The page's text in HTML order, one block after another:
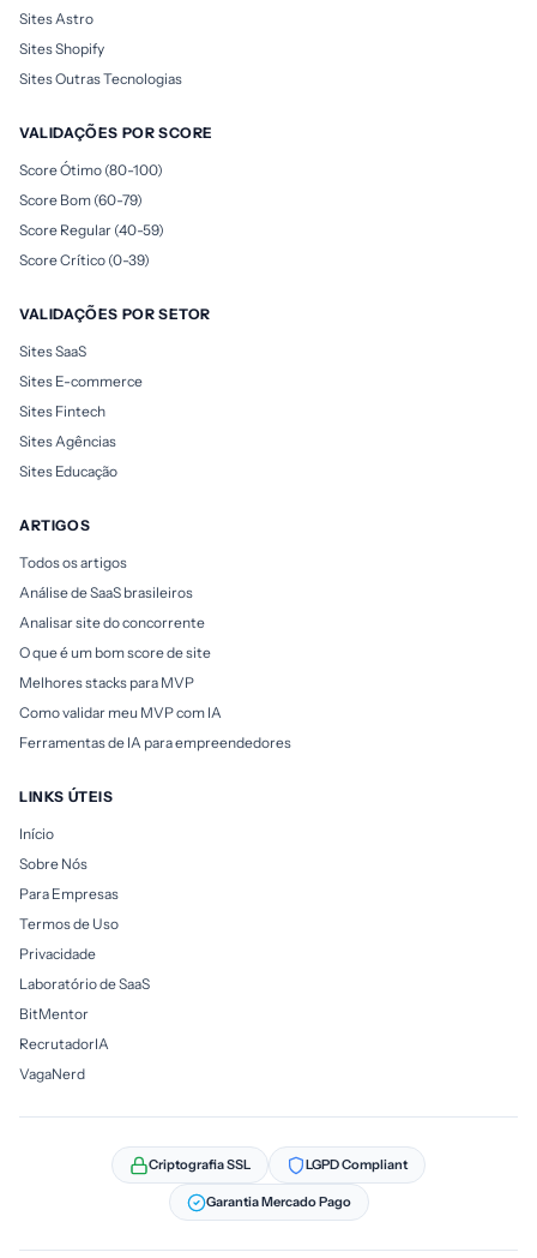
Sites Astro
Sites Shopify
Sites Outras Tecnologias
VALIDAÇÕES POR SCORE
Score Ótimo (80-100)
Score Bom (60-79)
Score Regular (40-59)
Score Crítico (0-39)
VALIDAÇÕES POR SETOR
Sites SaaS
Sites E-commerce
Sites Fintech
Sites Agências
Sites Educação
ARTIGOS
Todos os artigos
Análise de SaaS brasileiros
Analisar site do concorrente
O que é um bom score de site
Melhores stacks para MVP
Como validar meu MVP com IA
Ferramentas de IA para empreendedores
LINKS ÚTEIS
Início
Sobre Nós
Para Empresas
Termos de Uso
Privacidade
Laboratório de SaaS
BitMentor
RecrutadorIA
VagaNerd
Criptografia SSL LGPD Compliant
Garantia Mercado Pago